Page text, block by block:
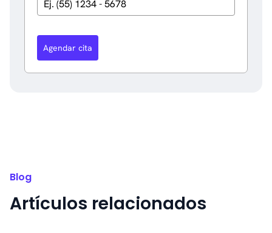
Agendar cita
Blog
Artículos relacionados